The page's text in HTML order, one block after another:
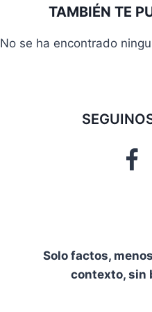
TAMBIÉN TE
No se ha encontrado
Solo factos,
contexto, sin